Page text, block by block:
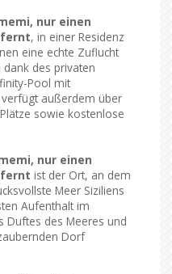
nur einen
, in einer Residenz
eine echte Zuflucht
des privaten
Pool mit
außerdem über
sowie kostenlose
nur einen
ist der Ort, an dem
Meer Siziliens
Aufenthalt im
Duftes des Meeres und
Dorf